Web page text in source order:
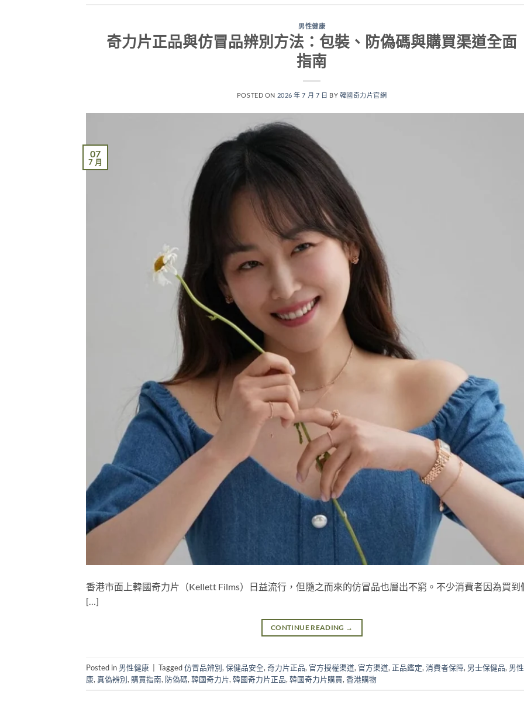
男性健康
奇力片正品與仿冒品辨別方法：包裝、防偽碼與購買渠道全面
指南
POSTED ON 2026 年 7 月 7 日 BY 韓國奇力片官網
07
7 月
香港市面上韓國奇力片（Kellett Films）日益流行，但隨之而來的仿冒品也層出不窮。不少消費者因為買到
[…]
CONTINUE READING →
Posted in 男性健康 Tagged仿冒品辨別,保健品安全,奇力片正品, 官方授權渠道, 官方渠道, 正品鑑定,消費者保障, 男士保健品, 男
康,真偽辨別, 購買指南, 防偽碼,韓國奇力片,韓國奇力片正品,韓國奇力片購買,香港購物